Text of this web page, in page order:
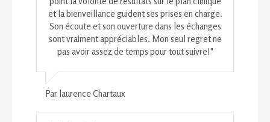
et la bienveillance guident ses prises en charge.
Son écoute et son ouverture dans les échanges
sont vraiment appréciables. Mon seul regret ne
pas avoir assez de temps pour tout suivre!"
Par laurence Chartaux